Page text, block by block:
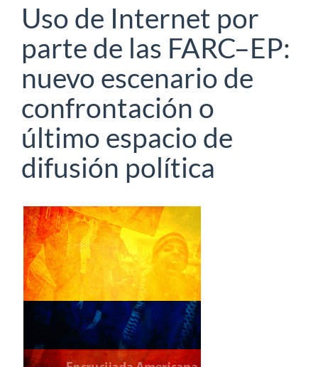
Uso de Internet por
parte de las FARC–EP:
nuevo escenario de
confrontación o
último espacio de
difusión política
Barra
lateral
del
artículo